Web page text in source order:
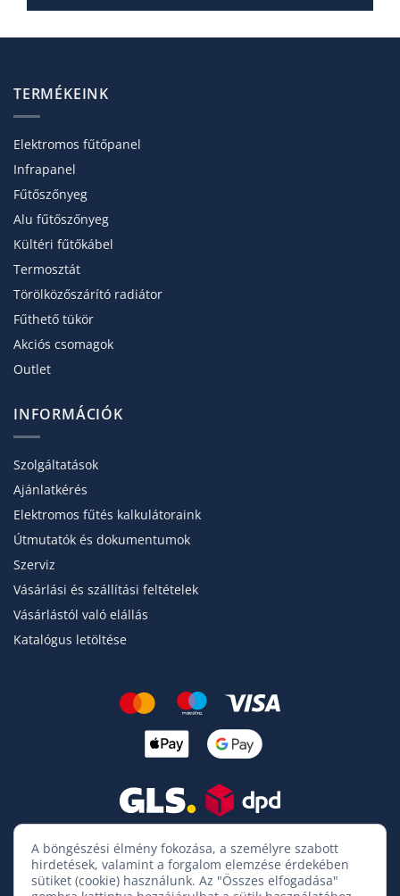
TERMÉKEINK
Elektromos fűtőpanel
Infrapanel
Fűtőszőnyeg
Alu fűtőszőnyeg
Kültéri fűtőkábel
Termosztát
Törölköző­szárító radiátor
Fűthető tükör
Akciós csomagok
Outlet
INFORMÁCIÓK
Szolgáltatások
Ajánlatkérés
Elektromos fűtés kalkulátoraink
Útmutatók és dokumentumok
Szerviz
Vásárlási és szállítási feltételek
Vásárlástól való elállás
Katalógus letöltése
A böngészési élmény fokozása, a személyre szabott
hirdetések, valamint a forgalom elemzése érdekében
sütiket (cookie) használunk. Az "Összes elfogadása"